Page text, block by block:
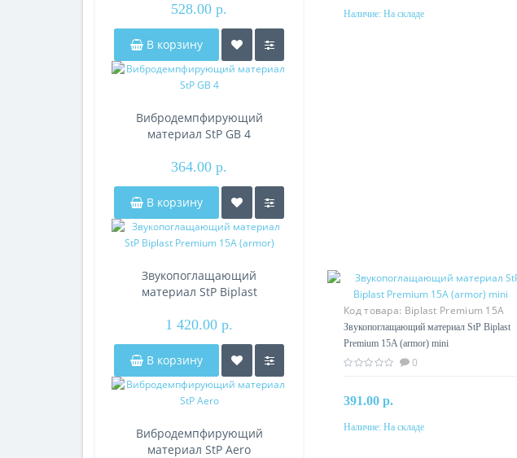
528.00 р.
В корзину
Вибродемпфирующий
материал StP GB 4
364.00 р.
В корзину
Звукопоглащающий
материал StP Biplast
1 420.00 р.
В корзину
Вибродемпфирующий
материал StP Aero
В корзину
Наличие: На складе
Код товара: Biplast Premium 15A
(armor) mini
Звукопоглащающий материал StP Biplast
Premium 15A (armor) mini
0
391.00 р.
В корзину
Наличие: На складе